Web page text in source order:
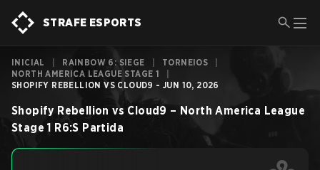
STRAFE ESPORTS
INICIAL RAINBOW 6: SIEGE TORNEIOS
NORTH AMERICA LEAGUE STAGE 1
SHOPIFY REBELLION VS CLOUD9 - JUN 10, 2026
Shopify Rebellion vs Cloud9 – North America League
Stage 1 R6:S Partida